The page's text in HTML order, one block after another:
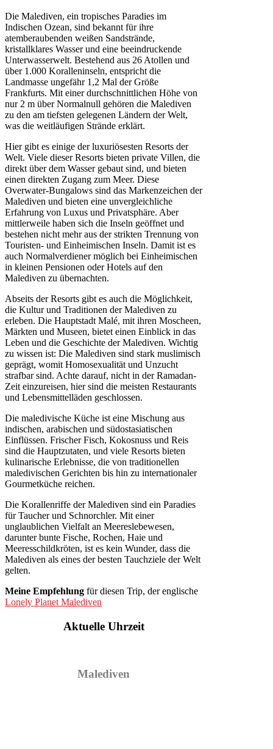
Die Malediven, ein tropisches Paradies im
Indischen Ozean, sind bekannt für ihre
atemberaubenden weißen Sandstrände,
kristallklares Wasser und eine beeindruckende
Unterwasserwelt. Bestehend aus 26 Atollen und
über 1.000 Koralleninseln, entspricht die
Landmasse ungefähr 1,2 Mal der Größe
Frankfurts. Mit einer durchschnittlichen Höhe von
nur 2 m über Normalnull gehören die Malediven
zu den am tiefsten gelegenen Ländern der Welt,
was die weitläufigen Strände erklärt.
Hier gibt es einige der luxuriösesten Resorts der
Welt. Viele dieser Resorts bieten private Villen, die
direkt über dem Wasser gebaut sind, und bieten
einen direkten Zugang zum Meer. Diese
Overwater-Bungalows sind das Markenzeichen der
Malediven und bieten eine unvergleichliche
Erfahrung von Luxus und Privatsphäre. Aber
mittlerweile haben sich die Inseln geöffnet und
bestehen nicht mehr aus der strikten Trennung von
Touristen- und Einheimischen Inseln. Damit ist es
auch Normalverdiener möglich bei Einheimischen
in kleinen Pensionen oder Hotels auf den
Malediven zu übernachten.
Abseits der Resorts gibt es auch die Möglichkeit,
die Kultur und Traditionen der Malediven zu
erleben. Die Hauptstadt Malé, mit ihren Moscheen,
Märkten und Museen, bietet einen Einblick in das
Leben und die Geschichte der Malediven. Wichtig
zu wissen ist: Die Malediven sind stark muslimisch
geprägt, womit Homosexualität und Unzucht
strafbar sind. Achte darauf, nicht in der Ramadan-
Zeit einzureisen, hier sind die meisten Restaurants
und Lebensmittelläden geschlossen.
Die maledivische Küche ist eine Mischung aus
indischen, arabischen und südostasiatischen
Einflüssen. Frischer Fisch, Kokosnuss und Reis
sind die Hauptzutaten, und viele Resorts bieten
kulinarische Erlebnisse, die von traditionellen
maledivischen Gerichten bis hin zu internationaler
Gourmetküche reichen.
Die Korallenriffe der Malediven sind ein Paradies
für Taucher und Schnorchler. Mit einer
unglaublichen Vielfalt an Meereslebewesen,
darunter bunte Fische, Rochen, Haie und
Meeresschildkröten, ist es kein Wunder, dass die
Malediven als eines der besten Tauchziele der Welt
gelten.
Meine Empfehlung für diesen Trip, der englische
Lonely Planet Malediven
Aktuelle Uhrzeit
Malediven